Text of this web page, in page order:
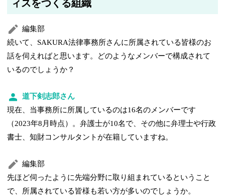
ィスをつくる組織
編集部
続いて、SAKURA法律事務所さんに所属されている皆様のお
話を伺えればと思います。どのようなメンバーで構成されて
いるのでしょうか？
道下剣志郎さん
現在、当事務所に所属しているのは16名のメンバーです
（2023年8月時点）。弁護士が10名で、その他に弁理士や行政
書士、知財コンサルタントが在籍していますね。
編集部
先ほど伺ったように先端分野に取り組まれているということ
で、所属されている皆様も若い方が多いのでしょうか。